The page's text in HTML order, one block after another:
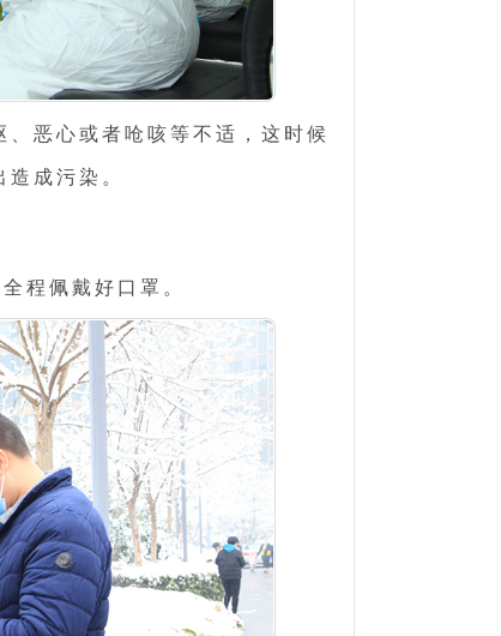
恶心或者呛咳等不适，这时候
成污染。
程佩戴好口罩。